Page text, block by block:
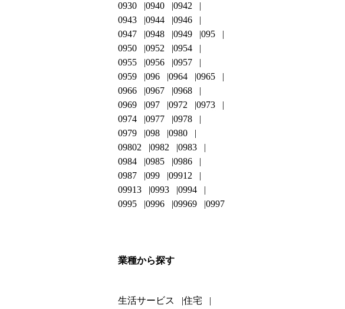
0930
0940
0942
0943
0944
0946
0947
0948 0949
095
0950
0952
0954
0955
0956
0957
0959
096 0964
0965
0966
0967
0968
0969
097 0972
0973
0974
0977
0978
0979
098
0980
09802
0982
0983
0984
0985
0986
0987
099
09912
09913
0993
0994
0995
0996 09969 0997
業種から探す
生活サービス 住宅